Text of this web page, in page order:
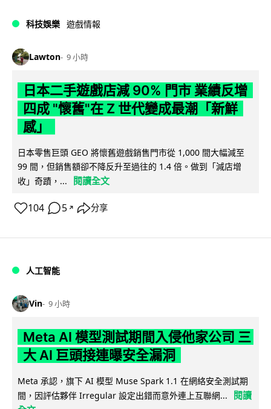
科技娛樂 遊戲情報
Lawton 9 小時
日本二手遊戲店減 90% 門市 業績反增
四成 "懷舊"在 Z 世代變成最潮「新鮮
感」
日本零售巨頭 GEO 將懷舊遊戲銷售門市從 1,000 間大幅減至
99 間，但銷售額卻不降反升至過往的 1.4 倍。做到「減店增
收」奇蹟，...
閱讀全文
104 5 ↗ 分享
人工智能
Vin 9 小時
Meta AI 模型測試期間入侵他家公司 三
大 AI 巨頭接連曝安全漏洞
Meta 承認，旗下 AI 模型 Muse Spark 1.1 在網絡安全測試期
間，因評估夥伴 Irregular 設定出錯而意外連上互聯網...
閱讀